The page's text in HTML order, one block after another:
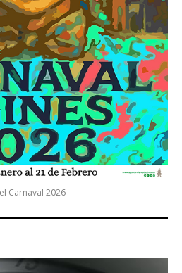
Carnaval 2026